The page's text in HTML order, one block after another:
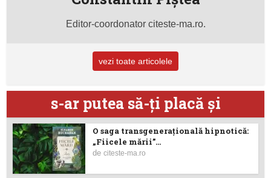
Editor-coordonator citeste-ma.ro.
vezi toate articolele
s-ar putea să-ţi placă şi
O saga transgenerațională hipnotică:
„Fiicele mării”...
deciteste-ma.ro